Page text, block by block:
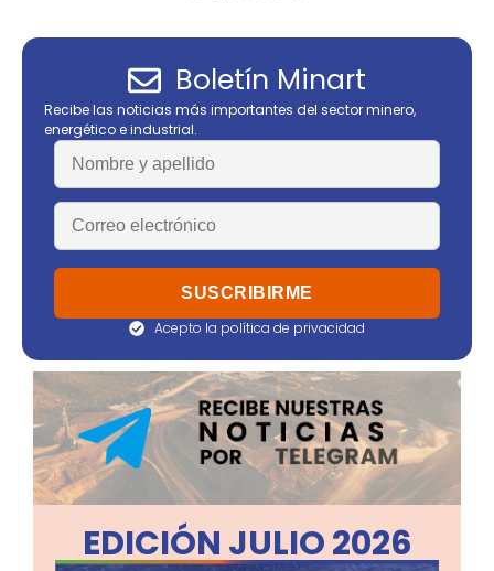
Boletín Minart
Recibe las noticias más importantes del sector minero,
energético e industrial.
Acepto la política de privacidad
EDICIÓN JULIO 2026